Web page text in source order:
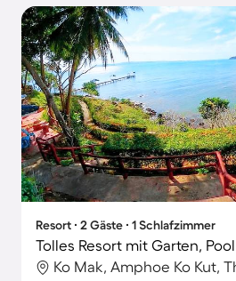
Resort ∙ 2 Gäste ∙ 1 Schlafzimmer
Ko Mak, Amphoe Ko Kut,